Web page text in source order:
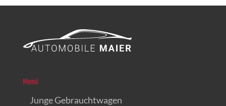
Menü
Junge Gebrauchtwagen